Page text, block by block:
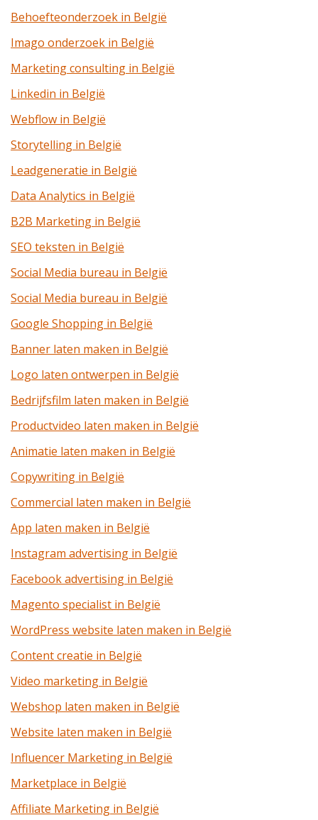
Behoefteonderzoek in België
Imago onderzoek in België
Marketing consulting in België
Linkedin in België
Webflow in België
Storytelling in België
Leadgeneratie in België
Data Analytics in België
B2B Marketing in België
SEO teksten in België
Social Media bureau in België
Social Media bureau in België
Google Shopping in België
Banner laten maken in België
Logo laten ontwerpen in België
Bedrijfsfilm laten maken in België
Productvideo laten maken in België
Animatie laten maken in België
Copywriting in België
Commercial laten maken in België
App laten maken in België
Instagram advertising in België
Facebook advertising in België
Magento specialist in België
WordPress website laten maken in België
Content creatie in België
Video marketing in België
Webshop laten maken in België
Website laten maken in België
Influencer Marketing in België
Marketplace in België
Affiliate Marketing in België